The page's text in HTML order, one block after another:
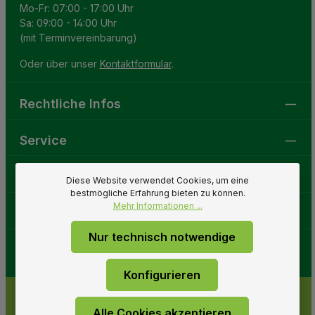
Mo-Fr: 07:00 - 17:00 Uhr
Sa: 09:00 - 14:00 Uhr
(mit Terminvereinbarung)
Oder über unser Kontaktformular.
Rechtliche Infos
Service
GartenweltDiese Website verwendet Cookies, um eine
bestmögliche Erfahrung bieten zu können.
Mehr Informationen ...
Nur technisch notwendige
Konfigurieren